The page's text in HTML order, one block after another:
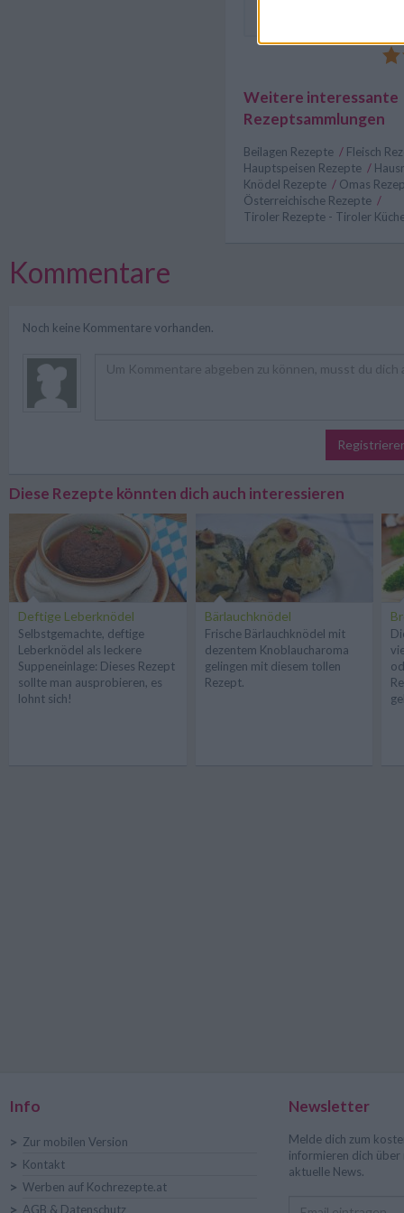
Weitere interessante
Rezeptsammlungen
Beilagen Rezepte / Fleisch
Hauptspeisen Rezepte /
Knödel Rezepte / Omas
Österreichische Rezepte /
Tiroler Rezepte - Tiroler
Kommentare
Noch keine Kommentare vorhanden.
Diese Rezepte könnten dich auch interessieren
Deftige Leberknödel
Selbstgemachte, deftige
Leberknödel als leckere
Suppeneinlage: Dieses Rezept
sollte man ausprobieren, es
lohnt sich!
Bärlauchknödel
Frische Bärlauchknödel mit
dezentem Knoblaucharoma
gelingen mit diesem tollen
Rezept.
Info
> Zur mobilen Version
> Kontakt
> Werben auf Kochrezepte.at
> AGB & Datenschutz
Newsletter
Melde dich zum
informieren dich über
aktuelle News.